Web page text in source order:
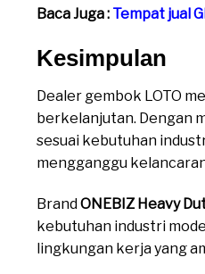
Baca Juga : Tempat jual
Kesimpulan
Dealer gembok LOTO
berkelanjutan. Dengan
sesuai kebutuhan
mengganggu
BrandONEBIZ Heavy
kebutuhan industri
lingkungan kerja yang